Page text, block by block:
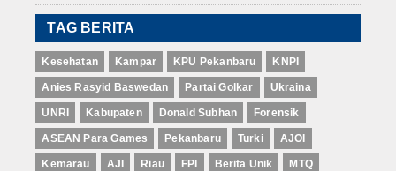
TAG BERITA
Kesehatan Kampar KPU Pekanbaru KNPI
Anies Rasyid Baswedan Partai Golkar Ukraina
UNRI Kabupaten Donald Subhan Forensik
ASEAN Para Games Pekanbaru Turki AJOI
Kemarau AJI Riau FPI Berita Unik MTQ